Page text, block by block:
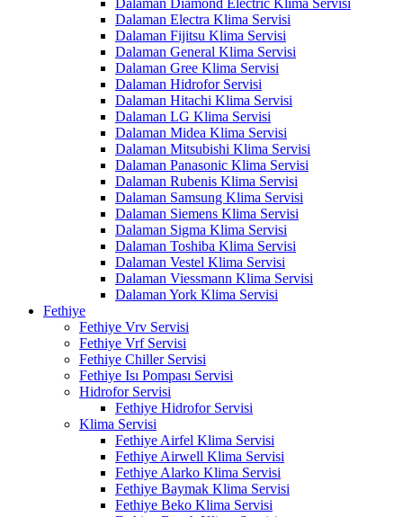
Dalaman Diamond Electric Klima Servisi
Dalaman Electra Klima Servisi
Dalaman Fijitsu Klima Servisi
Dalaman General Klima Servisi
Dalaman Gree Klima Servisi
Dalaman Hidrofor Servisi
Dalaman Hitachi Klima Servisi
Dalaman LG Klima Servisi
Dalaman Midea Klima Servisi
Dalaman Mitsubishi Klima Servisi
Dalaman Panasonic Klima Servisi
Dalaman Rubenis Klima Servisi
Dalaman Samsung Klima Servisi
Dalaman Siemens Klima Servisi
Dalaman Sigma Klima Servisi
Dalaman Toshiba Klima Servisi
Dalaman Vestel Klima Servisi
Dalaman Viessmann Klima Servisi
Dalaman York Klima Servisi
Fethiye
Fethiye Vrv Servisi
Fethiye Vrf Servisi
Fethiye Chiller Servisi
Fethiye Isı Pompası Servisi
Hidrofor Servisi
Fethiye Hidrofor Servisi
Klima Servisi
Fethiye Airfel Klima Servisi
Fethiye Airwell Klima Servisi
Fethiye Alarko Klima Servisi
Fethiye Baymak Klima Servisi
Fethiye Beko Klima Servisi